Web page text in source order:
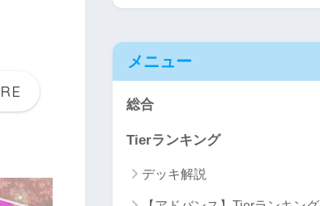
メニュー
総合
Tierランキング
デッキ解説